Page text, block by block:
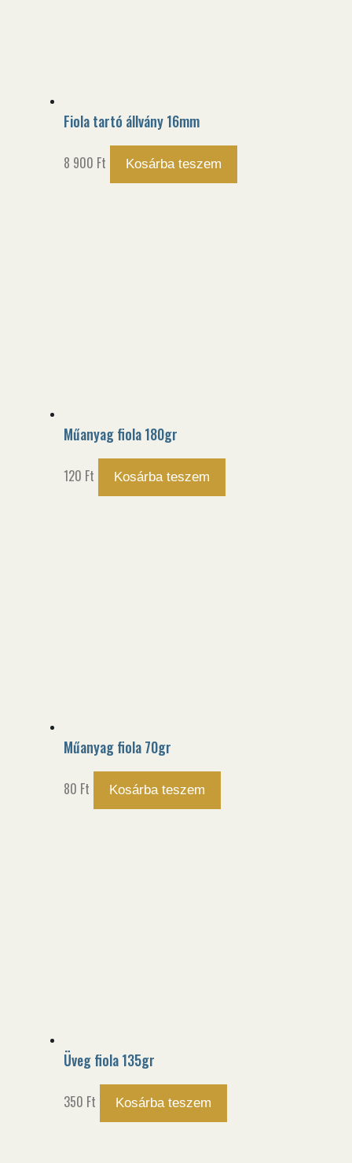
Fiola tartó állvány 16mm
8 900 Ft Kosárba teszem
Műanyag fiola 180gr
120 Ft Kosárba teszem
Műanyag fiola 70gr
80 Ft Kosárba teszem
Üveg fiola 135gr
350 Ft Kosárba teszem